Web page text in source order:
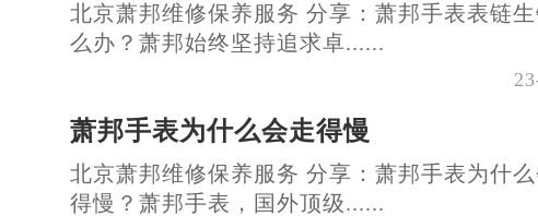
北京萧邦维修保养服务 分享：萧邦手表表链
么办？萧邦始终坚持追求卓......
萧邦手表为什么会走得慢
北京萧邦维修保养服务 分享：萧邦手表为什么
得慢？萧邦手表，国外顶级......